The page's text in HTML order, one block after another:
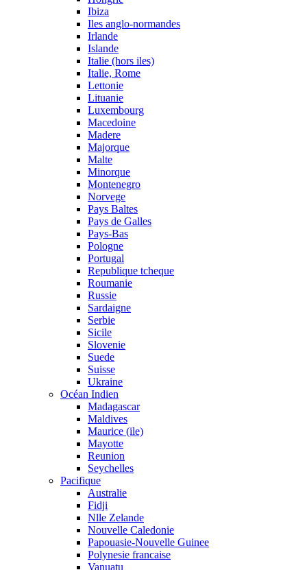
Ibiza
Iles anglo-normandes
Irlande
Islande
Italie (hors iles)
Italie, Rome
Lettonie
Lituanie
Luxembourg
Macedoine
Madere
Majorque
Malte
Minorque
Montenegro
Norvege
Pays Baltes
Pays de Galles
Pays-Bas
Pologne
Portugal
Republique tcheque
Roumanie
Russie
Sardaigne
Serbie
Sicile
Slovenie
Suede
Suisse
Ukraine
Océan Indien
Madagascar
Maldives
Maurice (ile)
Mayotte
Reunion
Seychelles
Pacifique
Australie
Fidji
Nlle Zelande
Nouvelle Caledonie
Papouasie-Nouvelle Guinee
Polynesie francaise
Vanuatu